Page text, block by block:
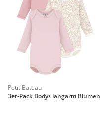
Petit Bateau
3er-Pack Bodys langarm Blumen